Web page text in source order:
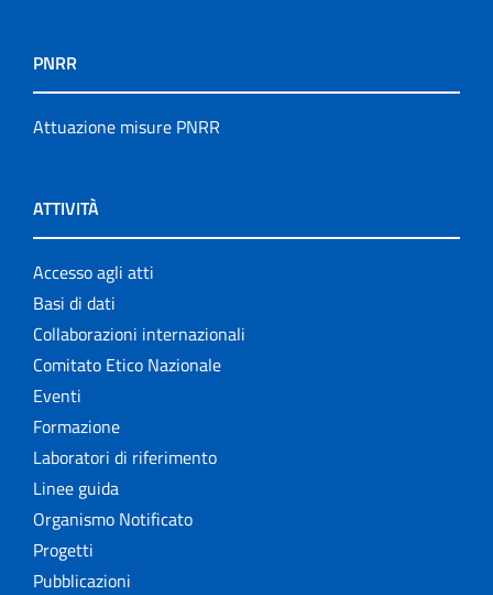
PNRR
Attuazione misure PNRR
ATTIVITÀ
Accesso agli atti
Basi di dati
Collaborazioni internazionali
Comitato Etico Nazionale
Eventi
Formazione
Laboratori di riferimento
Linee guida
Organismo Notificato
Progetti
Pubblicazioni